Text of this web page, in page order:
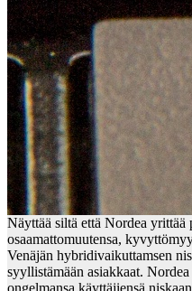
Näyttää siltä että Nordea yrittää
osaamattomuutensa,
Venäjän hybridivaikuttamsen
syyllistämään asiakkaat.
ongelmansa käyttäjiensä niskaan